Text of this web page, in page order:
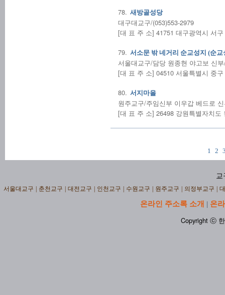
78. 새방골성당
대구대교구/(053)553-2979
[대 표 주 소] 41751 대구광역시 서
79. 서소문 밖 네거리 순교성지 (순교
서울대교구/담당 원종현 야고보 신
[대 표 주 소] 04510 서울특별시 중
80. 서지마을
원주교구/주임신부 이우갑 베드로
[대 표 주 소] 26498 강원특별자치도
1 2
교
서울대교구 춘천교구 대전교구 인천교구 수원교구 원주교구 의정부교구
온라인 주소록 소개 | 온
Copyright ⓒ